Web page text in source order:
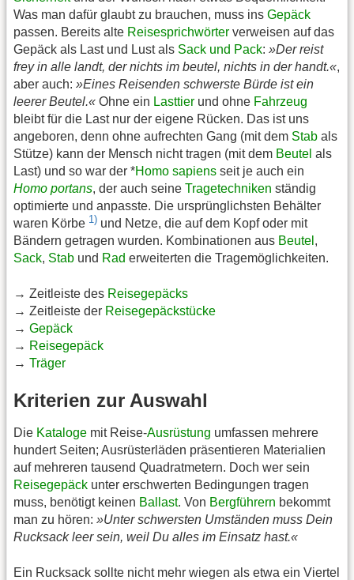
Was man dafür glaubt zu brauchen, muss ins Gepäck
passen. Bereits alte Reisesprichwörter verweisen auf das
Gepäck als Last und Lust als Sack und Pack: »Der reist
frey in alle landt, der nichts im beutel, nichts in der handt.«,
aber auch: »Eines Reisenden schwerste Bürde ist ein
leerer Beutel.« Ohne ein Lasttier und ohne Fahrzeug
bleibt für die Last nur der eigene Rücken. Das ist uns
angeboren, denn ohne aufrechten Gang (mit dem Stab als
Stütze) kann der Mensch nicht tragen (mit dem Beutel als
Last) und so war der *Homo sapiens seit je auch ein
Homo portans, der auch seine Tragetechniken ständig
optimierte und anpasste. Die ursprünglichsten Behälter
waren Körbe 1) und Netze, die auf dem Kopf oder mit
Bändern getragen wurden. Kombinationen aus Beutel ,
Sack, Stab und Rad erweiterten die Tragemöglichkeiten.
→ Zeitleiste des Reisegepäcks
→ Zeitleiste der Reisegepäckstücke
→ Gepäck
→ Reisegepäck
→ Träger
Kriterien zur Auswahl
Die Kataloge mit Reise-Ausrüstung umfassen mehrere
hundert Seiten; Ausrüsterläden präsentieren Materialien
auf mehreren tausend Quadratmetern. Doch wer sein
Reisegepäck unter erschwerten Bedingungen tragen
muss, benötigt keinen Ballast. Von Bergführern bekommt
man zu hören: »Unter schwersten Umständen muss Dein
Rucksack leer sein, weil Du alles im Einsatz hast.«
Ein Rucksack sollte nicht mehr wiegen als etwa ein Viertel